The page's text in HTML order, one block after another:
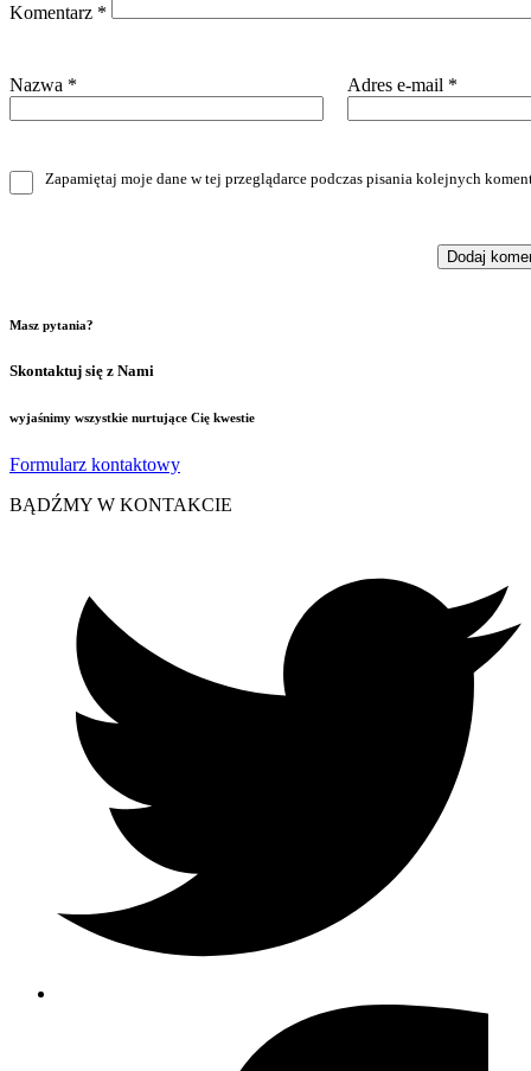
Komentarz *
Nazwa * Adres e-mail *
Zapamiętaj moje dane w tej przeglądarce podczas pisania kolejnych
Masz pytania?
Skontaktuj się z Nami
wyjaśnimy wszystkie nurtujące Cię kwestie
Formularz kontaktowy
BĄDŹMY W KONTAKCIE